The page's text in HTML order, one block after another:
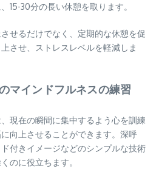
15-30分の長い休憩を取ります。
せるだけでなく、定期的な休憩を促
させ、ストレスレベルを軽減しま
マインドフルネスの練習
現在の瞬間に集中するよう心を訓練
向上させることができます。深呼
付きイメージなどのシンプルな技術
のに役立ちます。